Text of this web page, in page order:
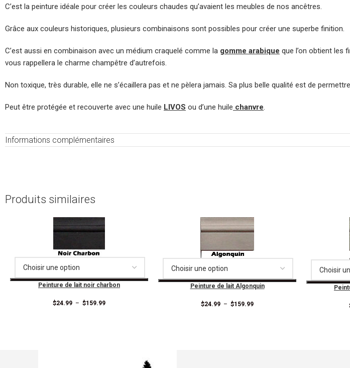
C’est la peinture idéale pour créer les couleurs chaudes qu’avaient les meubles de nos ancêtres.
Grâce aux couleurs historiques, plusieurs combinaisons sont possibles pour créer une superbe finition.
C’est aussi en combinaison avec un médium craquelé comme la gomme arabique que l’on obtient les
vous rappellera le charme champêtre d’autrefois.
Non toxique, très durable, elle ne s’écaillera pas et ne pèlera jamais. Sa plus belle qualité est de
Peut être protégée et recouverte avec une huile LIVOS ou d’une huile chanvre.
Informations complémentaires
Produits similaires
Peinture de lait noir charbon
$24.99 – $159.99
Peinture de lait Algonquin
$24.99 – $159.99